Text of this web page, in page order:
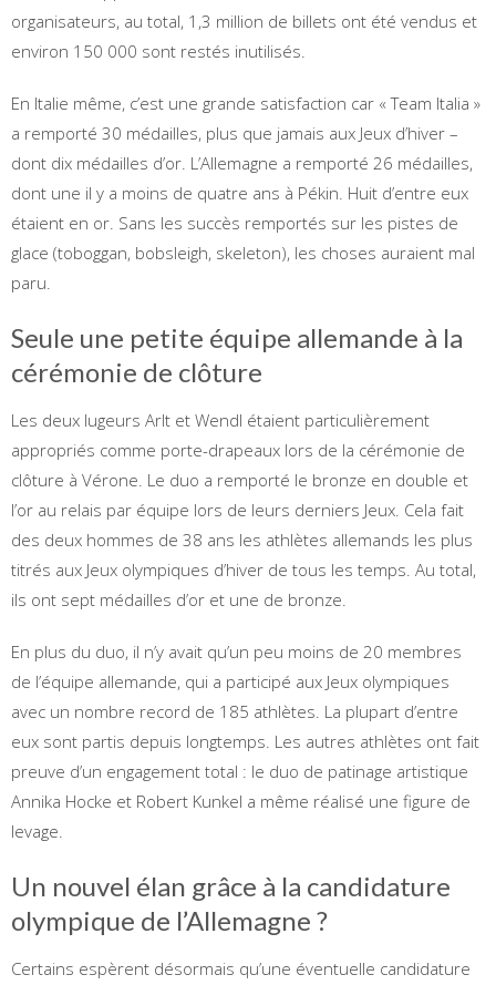
organisateurs, au total, 1,3 million de billets ont été vendus et
environ 150 000 sont restés inutilisés.
En Italie même, c’est une grande satisfaction car « Team Italia »
a remporté 30 médailles, plus que jamais aux Jeux d’hiver –
dont dix médailles d’or. L’Allemagne a remporté 26 médailles,
dont une il y a moins de quatre ans à Pékin. Huit d’entre eux
étaient en or. Sans les succès remportés sur les pistes de
glace (toboggan, bobsleigh, skeleton), les choses auraient mal
paru.
Seule une petite équipe allemande à la
cérémonie de clôture
Les deux lugeurs Arlt et Wendl étaient particulièrement
appropriés comme porte-drapeaux lors de la cérémonie de
clôture à Vérone. Le duo a remporté le bronze en double et
l’or au relais par équipe lors de leurs derniers Jeux. Cela fait
des deux hommes de 38 ans les athlètes allemands les plus
titrés aux Jeux olympiques d’hiver de tous les temps. Au total,
ils ont sept médailles d’or et une de bronze.
En plus du duo, il n’y avait qu’un peu moins de 20 membres
de l’équipe allemande, qui a participé aux Jeux olympiques
avec un nombre record de 185 athlètes. La plupart d’entre
eux sont partis depuis longtemps. Les autres athlètes ont fait
preuve d’un engagement total : le duo de patinage artistique
Annika Hocke et Robert Kunkel a même réalisé une figure de
levage.
Un nouvel élan grâce à la candidature
olympique de l’Allemagne ?
Certains espèrent désormais qu’une éventuelle candidature